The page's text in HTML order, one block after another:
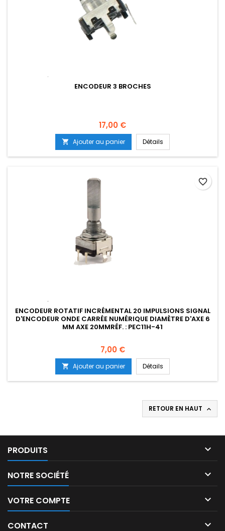
ENCODEUR 3 BROCHES
Prix
17,00 €
 Ajouter au panier Détails
ENCODEUR ROTATIF INCRÉMENTAL 20 IMPULSIONS SIGNAL
D'ENCODEUR ONDE CARRÉE NUMÉRIQUE DIAMÈTRE D'AXE 6
MM AXE 20MMRÉF. : PEC11H-41
Prix
7,00 €
 Ajouter au panier Détails
favorite_border
RETOUR EN HAUT 
PRODUITS 
NOTRE SOCIÉTÉ 
VOTRE COMPTE 
CONTACT 